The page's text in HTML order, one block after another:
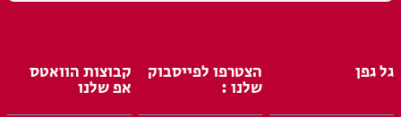
גל גפן הצטרפו לפייסבוק
שלנו :
קבוצות הוואטס
אפ שלנו